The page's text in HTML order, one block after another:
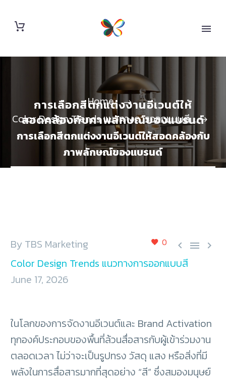
การเลือกสีตกแต่งงานอีเวนต์ให้
สอดคล้องกับภาพลักษณ์ของแบรนด์
Home
Color Design Trends แนวทางการออกแบบสี
การเลือกสีตกแต่งงานอีเวนต์ให้สอดคล้องกับ
ภาพลักษณ์ของแบรนด์
0   
By TBS Marketing
Color Design Trends แนวทางการออกแบบสี
June 17, 2026
ในโลกของการจัดงานอีเวนต์และ Brand Activation
ทุกองค์ประกอบของพื้นที่ล้วนสื่อสารกับผู้เข้าร่วมงาน
ตลอดเวลา ไม่ว่าจะเป็นรูปทรง วัสดุ แสง หรือสิ่งที่มี
พลังในการสื่อสารมากที่สุดอย่าง “สี” ซึ่งสมองมนุษย์